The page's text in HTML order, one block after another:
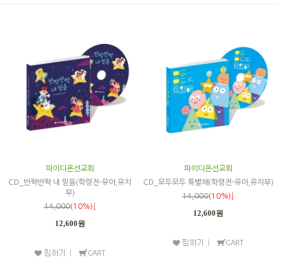
파이디온선교회
CD_반짝반짝 내 믿음(학령전-유아,유치
부)
14,000(10%)↓
12,600원
파이디온선교회
CD_모두모두 특별해(학령전-유아,유치부)
14,000(10%)↓
12,600원